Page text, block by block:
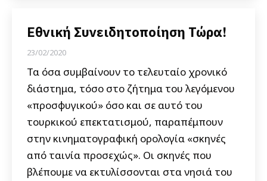
Εθνική Συνειδητοποίηση Τώρα!
23/02/2020
Τα όσα συμβαίνουν το τελευταίο χρονικό
διάστημα, τόσο στο ζήτημα του λεγόμενου
«προσφυγικού» όσο και σε αυτό του
τουρκικού επεκτατισμού, παραπέμπουν
στην κινηματογραφική ορολογία «σκηνές
από ταινία προσεχώς». Οι σκηνές που
βλέπουμε να εκτυλίσσονται στα νησιά του